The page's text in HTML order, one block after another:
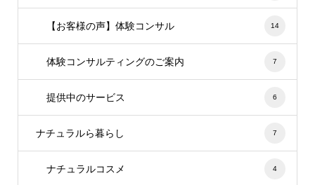
【お客様の声】体験コンサル 14
体験コンサルティングのご案内 7
提供中のサービス 6
ナチュラルら暮らし 7
ナチュラルコスメ 4